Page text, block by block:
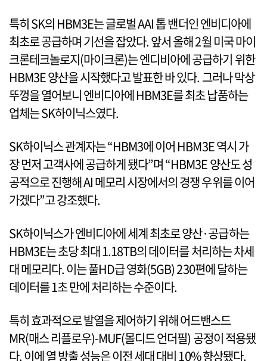
특히 SK의 HBM3E는 글로벌 AAI 톱 밴더인 엔비디아에
최초로 공급하며 기선을 잡았다. 앞서 올해 2월 미국 마이
크론테크놀로지(마이크론)는 엔디비아에 공급하기 위한
HBM3E 양산을 시작했다고 발표한 바 있다. 그러나 막상
뚜껑을 열어보니 엔비디아에 HBM3E를 최초 납품하는
업체는 SK하이닉스였다.
SK하이닉스 관계자는 “HBM3에 이어 HBM3E 역시 가
장 먼저 고객사에 공급하게 됐다”며 “HBM3E 양산도 성
공적으로 진행해 AI 메모리 시장에서의 경쟁 우위를 이어
가겠다”고 강조했다.
SK하이닉스가 엔비디아에 세계 최초로 양산·공급하는
HBM3E는 초당 최대 1.18TB의 데이터를 처리하는 차세
대 메모리다. 이는 풀HD급 영화(5GB) 230편에 달하는
데이터를 1초 만에 처리하는 수준이다.
특히 효과적으로 발열을 제어하기 위해 어드밴스드
MR(매스 리플로우)-MUF(몰디드 언더필) 공정이 적용됐
다. 이에 열 방출 성능은 이전 세대 대비 10% 향상됐다.